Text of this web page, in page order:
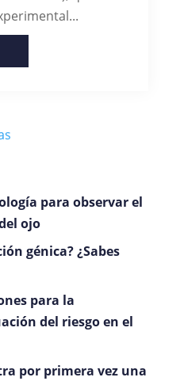
para observar el
ojo
génica? ¿Sabes
para la
del riesgo en el
por primera vez una